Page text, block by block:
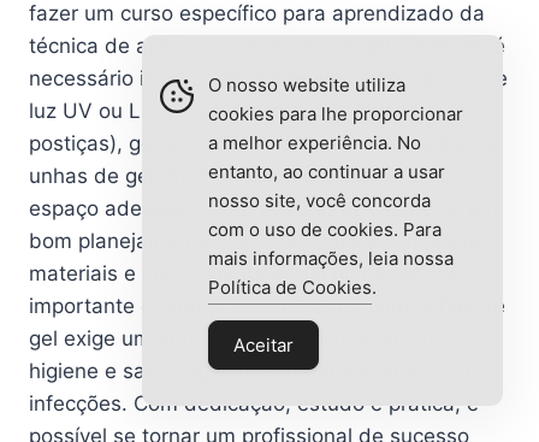
fazer um curso específico para aprendizado da
técnica de aplicação de unhas de gel. Também é
necessário investir em materiais como: cabine de
luz UV ou LED, lixas, pincéis, tips (unhas
postiças), gel UV ou LED, primer e removedor de
unhas de gel. Além disso, é preciso ter um
espaço adequado para atender as clientes e um
bom planejamento financeiro para a compra de
materiais e investimento inicial no negócio. É
importante destacar que trabalhar com unhas de
gel exige um alto grau de preocupação com a
higiene e sanitização dos materiais para evitar
infecções. Com dedicação, estudo e prática, é
possível se tornar um profissional de sucesso
O nosso website utiliza
cookies para lhe proporcionar
a melhor experiência. No
entanto, ao continuar a usar
nosso site, você concorda
com o uso de cookies. Para
mais informações, leia nossa
Política de Cookies.
Aceitar